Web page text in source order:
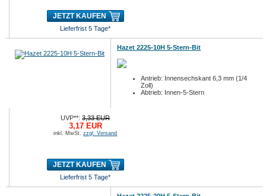
JETZT KAUFEN
Lieferfrist 5 Tage*
Hazet 2225-10H 5-Stern-Bit
Antrieb: Innensechskant 6,3 mm (1/4
Zoll)
Abtrieb: Innen-5-Stern
UVP**:3,33 EUR
3,17 EUR
inkl. MwSt.zzgl. Versand
JETZT KAUFEN
Lieferfrist 5 Tage*